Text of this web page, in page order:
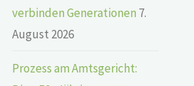
verbinden Generationen 7.
August 2026
Prozess am Amtsgericht: